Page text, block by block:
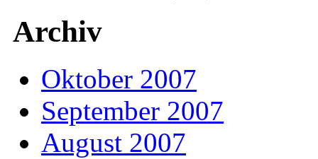
Archiv
Oktober 2007
September 2007
August 2007